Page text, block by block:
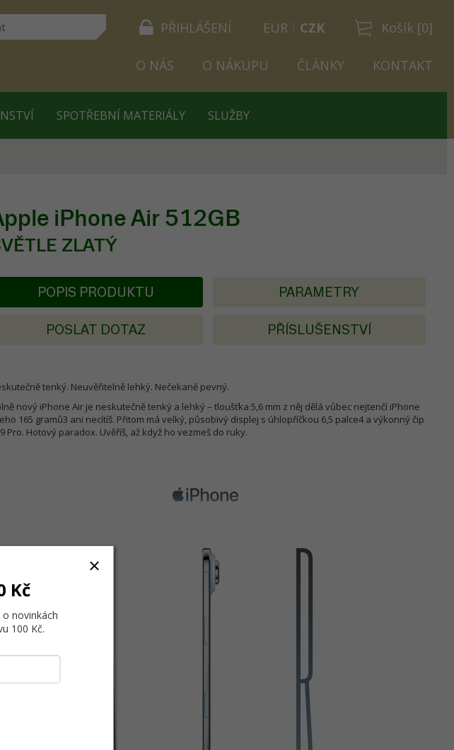
PŘIHLÁŠENÍ Košík [0]
EUR CZK
O NÁS O NÁKUPU ČLÁNKY KONTAKT
SPOTŘEBNÍ MATERIÁLY SLUŽBY
iPhone Air 512GB
ZLATÝ
POPIS PRODUKTU PARAMETRY
POSLAT DOTAZ PŘÍSLUŠENSTVÍ
tenký. Neuvěřitelně lehký. Nečekaně pevný.
nový iPhone Air je neskutečně tenký a lehký – tloušťka 5,6 mm z něj dělá vůbec nejtenčí iPhone
165 gramů3 ani necítíš. Přitom má velký, působivý displej s úhlopříčkou 6,5 palce4 a výkonný čip
Pro. Hotový paradox. Uvěříš, až když ho vezmeš do ruky.
Kč
novinkách
100 Kč.